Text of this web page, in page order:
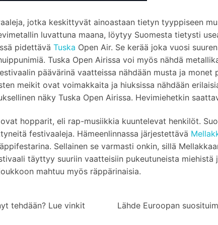
jotka keskittyvät ainoastaan tietyn tyyppiseen
luvattuna maana, löytyy Suomesta tietysti
pidettävä Tuska Open Air. Se kerää joka vuosi
Tuska Open Airissa voi myös nähdä
päävärinä vaatteissa nähdään musta ja monet
meikit ovat voimakkaita ja hiuksissa nähdään
näky Tuska Open Airissa. Hevimiehetkin
hopparit, eli rap-musiikkia kuuntelevat henkilöt.
festivaaleja. Hämeenlinnassa järjestettävä
Sellainen se varmasti onkin, sillä
täyttyy suuriin vaatteisiin pukeutuneista miehistä
mahtuu myös räppärinaisia.
tehdään? Lue vinkit
Lähde Euroopan